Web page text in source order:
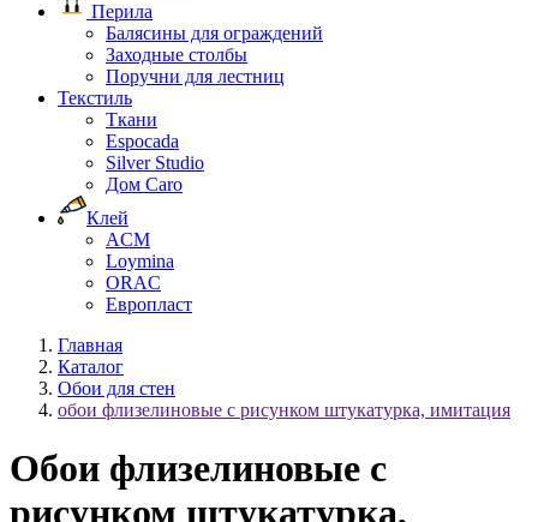
Перила
Балясины для ограждений
Заходные столбы
Поручни для лестниц
Текстиль
Ткани
Espocada
Silver Studio
Дом Caro
Клей
ACM
Loymina
ORAC
Европласт
Главная
Каталог
Обои для стен
обои флизелиновые с рисунком штукатурка, имитация
Обои флизелиновые с
рисунком штукатурка,